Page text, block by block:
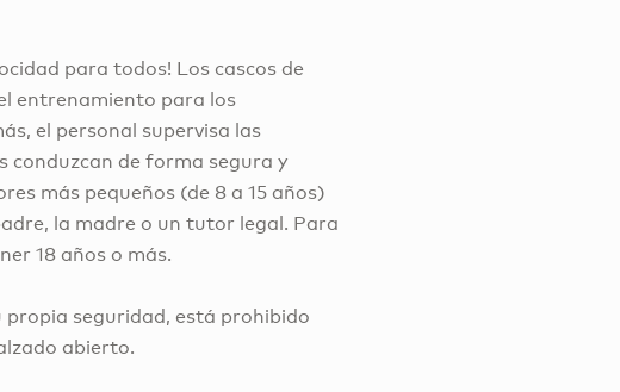
para todos! Los cascos de
entrenamiento para los
el personal supervisa las
de forma segura y
más pequeños (de 8 a 15 años)
la madre o un tutor legal. Para
18 años o más.
seguridad, está prohibido
abierto.